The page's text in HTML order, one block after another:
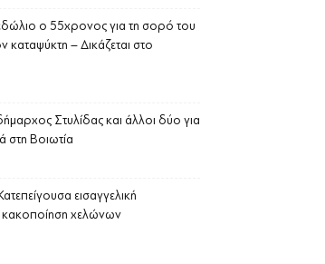
ο 55χρονος για τη σορό του
καταψύκτη – Δικάζεται στο
Στυλίδας και άλλοι δύο για
στη Βοιωτία
εισαγγελική
κακοποίηση χελώνων